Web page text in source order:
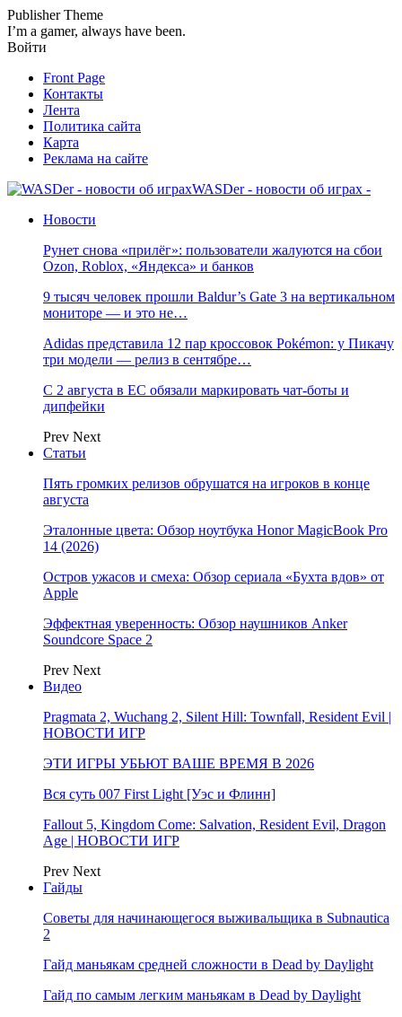
Publisher Theme
I’m a gamer, always have been.
Войти
Front Page
Контакты
Лента
Политика сайта
Карта
Реклама на сайте
WASDer - новости об играх -
Новости
Рунет снова «прилёг»: пользователи жалуются на сбои
Ozon, Roblox, «Яндекса» и банков
9 тысяч человек прошли Baldur’s Gate 3 на вертикальном
мониторе — и это не…
Adidas представила 12 пар кроссовок Pokémon: у Пикачу
три модели — релиз в сентябре…
С 2 августа в ЕС обязали маркировать чат-боты и
дипфейки
Prev Next
Статьи
Пять громких релизов обрушатся на игроков в конце
августа
Эталонные цвета: Обзор ноутбука Honor MagicBook Pro
14 (2026)
Остров ужасов и смеха: Обзор сериала «Бухта вдов» от
Apple
Эффектная уверенность: Обзор наушников Anker
Soundcore Space 2
Prev Next
Видео
Pragmata 2, Wuchang 2, Silent Hill: Townfall, Resident Evil |
НОВОСТИ ИГР
ЭТИ ИГРЫ УБЬЮТ ВАШЕ ВРЕМЯ В 2026
Вся суть 007 First Light [Уэс и Флинн]
Fallout 5, Kingdom Come: Salvation, Resident Evil, Dragon
Age | НОВОСТИ ИГР
Prev Next
Гайды
Советы для начинающегося выживальщика в Subnautica
2
Гайд маньякам средней сложности в Dead by Daylight
Гайд по самым легким маньякам в Dead by Daylight